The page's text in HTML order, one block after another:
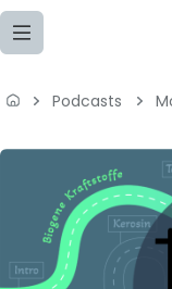
Home
Podcasts
Meine
Podcasts